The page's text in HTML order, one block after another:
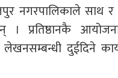
नगरपालिकाले साथ र
। प्रतिष्ठानकै
लेखनसम्बन्धी दुईदिने